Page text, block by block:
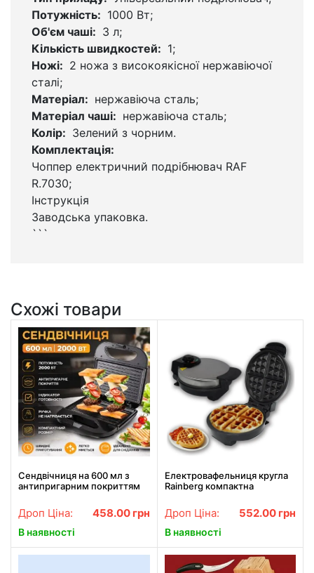
Потужність: 1000 Вт;
Об'єм чаші: 3 л;
Кількість швидкостей: 1;
Ножі: 2 ножа з високоякісної нержавіючої
сталі;
Матеріал: нержавіюча сталь;
Матеріал чаші: нержавіюча сталь;
Колір: Зелений з чорним.
Комплектація:
Чоппер електричний подрібнювач RAF
R.7030;
Інструкція
Заводська упаковка.
```
Схожі товари
Сендвічниця на 600 мл з
антипригарним покриттям
Дроп Ціна: 458.00 грн
В наявності
Електровафельниця кругла
Rainberg компактна
вафель rb2254
Дроп Ціна: 552.00 грн
В наявності